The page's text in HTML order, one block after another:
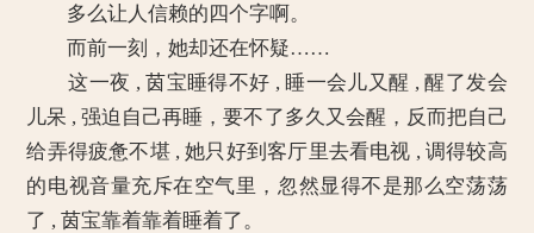
多么让人信赖的四个字啊。
而前一刻，她却还在怀疑……
这一夜 , 茵宝睡得不好 , 睡一会儿又醒 , 醒了发会
儿呆 , 强迫自己再睡，要不了多久又会醒，反而把自己
给弄得疲惫不堪 , 她只好到客厅里去看电视 , 调得较高
的电视音量充斥在空气里，忽然显得不是那么空荡荡
了 , 茵宝靠着靠着睡着了。